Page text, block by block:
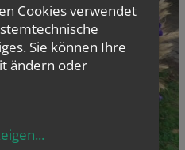
Cookies verwendet
Sie können Ihre
ändern oder
...